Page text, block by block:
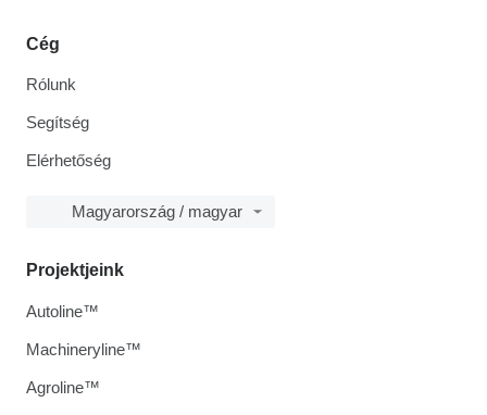
Cég
Rólunk
Segítség
Elérhetőség
Magyarország / magyar
Projektjeink
Autoline™
Machineryline™
Agroline™